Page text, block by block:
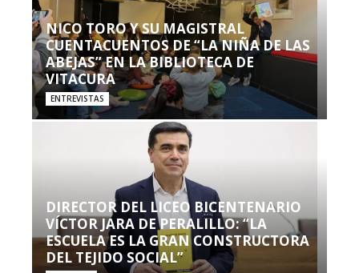
NICO TORO Y SU MAGISTRAL
CUENTACUENTOS DE “LA NIÑA DE LAS
ABEJAS” EN LA BIBLIOTECA DE
VITACURA
ENTREVISTAS
DIRECTOR DEL LICEO BICENTENARIO
VÍCTOR JARA DE PERALILLO: “LA
ESCUELA ES LA GRAN CONSTRUCTORA
DEL TEJIDO SOCIAL”